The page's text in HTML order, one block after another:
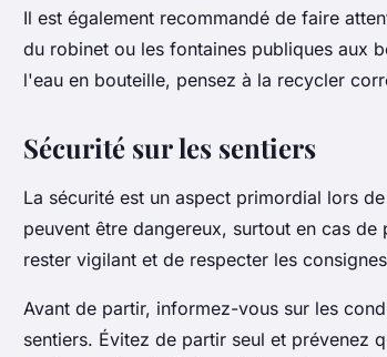
Il est également recommandé de faire
du robinet ou les fontaines publiques aux
l'eau en bouteille, pensez à la recycler
Sécurité sur les sentiers
La sécurité est un aspect primordial lors
peuvent être dangereux, surtout en cas
rester vigilant et de respecter les
Avant de partir, informez-vous sur les
sentiers. Évitez de partir seul et prévenez